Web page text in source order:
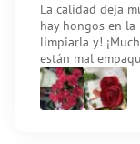
La calidad deja
hay hongos en la
limpiarla y!
están mal